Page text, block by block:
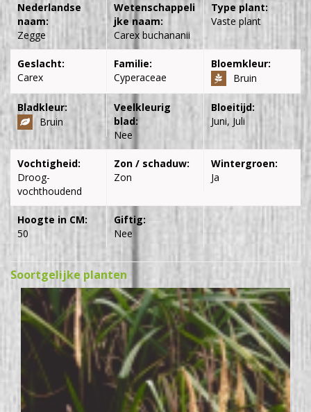
Nederlandse
naam:
Zegge
Wetenschappeli
jke naam:
Carex buchananii
Type plant:
Vaste plant
Geslacht:
Carex
Familie:
Cyperaceae
Bloemkleur:
Bruin
Bladkleur:
Bruin
Veelkleurig
blad:
Nee
Bloeitijd:
Juni, Juli
Vochtigheid:
Droog-
vochthoudend
Zon / schaduw:
Zon
Wintergroen:
Ja
Hoogte in CM:
50
Giftig:
Nee
Soortgelijke planten